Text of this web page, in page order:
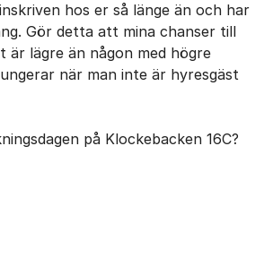
hos er så länge än och har
Gör detta att mina chanser till
lägre än någon med högre
när man inte är hyresgäst
på Klockebacken 16C?